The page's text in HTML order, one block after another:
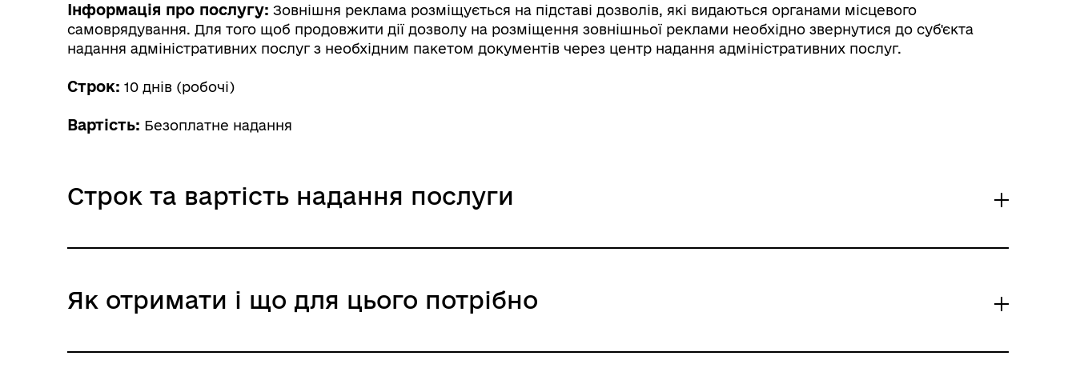
Інформація про послугу: Зовнішня реклама розміщується на підставі дозволів, які видаються органами місцевого
самоврядування. Для того щоб продовжити дії дозволу на розміщення зовнішньої реклами необхідно звернутися до суб'єкта
надання адміністративних послуг з необхідним пакетом документів через центр надання адміністративних послуг.
Строк: 10 днів (робочі)
Вартість: Безоплатне надання
Строк та вартість надання послуги
Адміністративний збір: Безоплатне надання / 0 UAH /
Строк надання: 10 днів (робочі)
Як отримати і що для цього потрібно